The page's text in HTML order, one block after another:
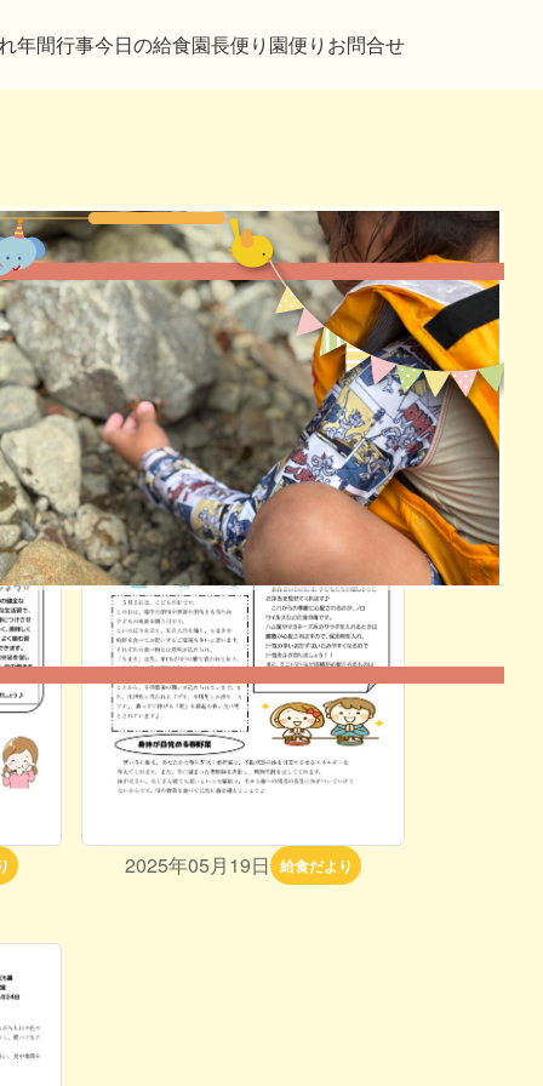
年間行事今日の給食園長便り 園便り お問合せ
2025年05月19日 給食だより